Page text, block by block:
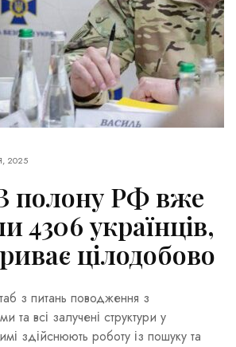
2025
полону РФ вже
4306 українців,
цілодобово
з питань поводження з
та всі залучені структури у
здійснюють роботу із пошуку та